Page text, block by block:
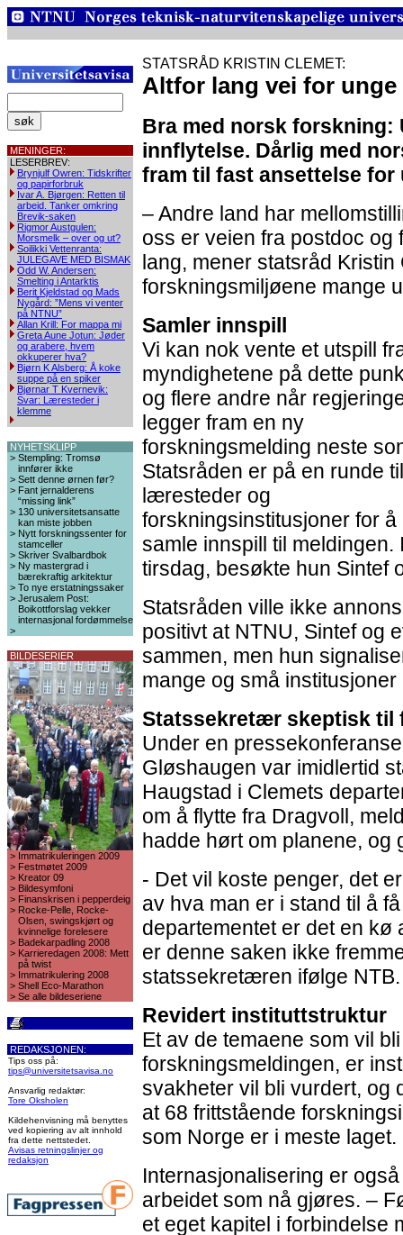
MENINGER:
LESERBREV:
Brynjulf Owren: Tidskrifter
og papirforbruk
Ivar A. Bjørgen: Retten til
arbeid. Tanker omkring
Brevik-saken
Rigmor Austgulen:
Morsmelk – over og ut?
Soilikki Vettenranta:
JULEGAVE MED BISMAK
Odd W. Andersen:
Smelting i Antarktis
Berit Kjeldstad og Mads
Nygård: ”Mens vi venter
på NTNU”
Allan Krill: For mappa mi
Greta Aune Jotun: Jøder
og arabere, hvem
okkuperer hva?
Bjørn K Alsberg: Å koke
suppe på en spiker
Bjørnar T Kvernevik:
Svar: Læresteder i
klemme
NYHETSKLIPP
> Stempling: Tromsø
innfører ikke
> Sett denne ørnen før?
> Fant jernalderens
“missing link”
> 130 universitetsansatte
kan miste jobben
> Nytt forskningssenter for
stamceller
> Skriver Svalbardbok
> Ny mastergrad i
bærekraftig arkitektur
> To nye erstatningssaker
> Jerusalem Post:
Boikottforslag vekker
internasjonal fordømmelse
>
BILDESERIER
> Immatrikuleringen 2009
> Festmøtet 2009
> Kreator 09
> Bildesymfoni
> Finanskrisen i pepperdeig
> Rocke-Pelle, Rocke-
Olsen, swingskjørt og
kvinnelige forelesere
> Badekarpadling 2008
> Karrieredagen 2008: Mett
på twist
> Immatrikulering 2008
> Shell Eco-Marathon
> Se alle bildeseriene
REDAKSJONEN:
Tips oss på:
tips@universitetsavisa.no
Ansvarlig redaktør:
Tore Oksholen
Kildehenvisning må benyttes
ved kopiering av alt innhold
fra dette nettstedet.
Avisas retningslinjer og
redaksjon
STATSRÅD KRISTIN CLEMET:
Altfor lang vei for
Bra med norsk forskning:
innflytelse. Dårlig med
fram til fast ansettelse for
– Andre land har
oss er veien fra postdoc og
lang, mener statsråd
forskningsmiljøene mange
Samler innspill
Vi kan nok vente et utspill
myndighetene på dette
og flere andre når
legger fram en ny
forskningsmelding neste
Statsråden er på en runde til
læresteder og
forskningsinstitusjoner for å
samle innspill til meldingen.
tirsdag, besøkte hun Sintef
Statsråden ville ikke
positivt at NTNU, Sintef og
sammen, men hun
mange og små institusjoner
Statssekretær skeptisk til
Under en
Gløshaugen var imidlertid
Haugstad i Clemets
om å flytte fra Dragvoll,
hadde hørt om planene, og
- Det vil koste penger, det
av hva man er i stand til å
departementet er det en
er denne saken ikke
statssekretæren ifølge NTB.
Revidert instituttstruktur
Et av de temaene som vil
forskningsmeldingen, er
svakheter vil bli vurdert, og
at 68 frittstående
som Norge er i meste laget.
Internasjonalisering er
arbeidet som nå gjøres. –
et eget kapitel i forbindelse